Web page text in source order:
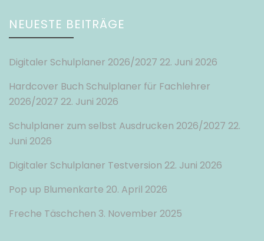
NEUESTE BEITRÄGE
Digitaler Schulplaner 2026/2027 22. Juni 2026
Hardcover Buch Schulplaner für Fachlehrer
2026/2027 22. Juni 2026
Schulplaner zum selbst Ausdrucken 2026/2027 22.
Juni 2026
Digitaler Schulplaner Testversion 22. Juni 2026
Pop up Blumenkarte 20. April 2026
Freche Täschchen 3. November 2025